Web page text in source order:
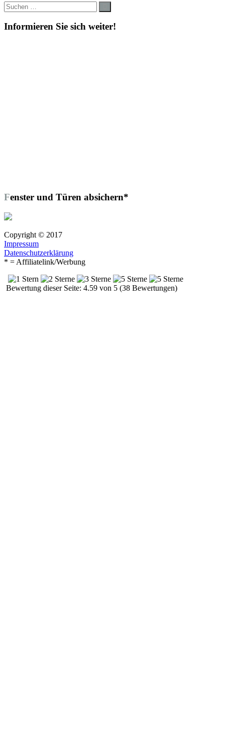
Suche
nach:
Informieren Sie sich weiter!
Fenster und Türen absichern*
Copyright © 2017
Impressum
Datenschutzerklärung
* = Affiliatelink/Werbung
Bewertung dieser Seite: 4.59 von 5 (38 Bewertungen)